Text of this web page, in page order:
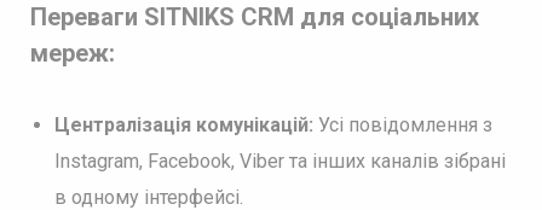
Переваги SITNIKS CRM для соціальних
мереж:
Централізація комунікацій: Усі повідомлення з
Instagram, Facebook, Viber та інших каналів зібрані
в одному інтерфейсі.